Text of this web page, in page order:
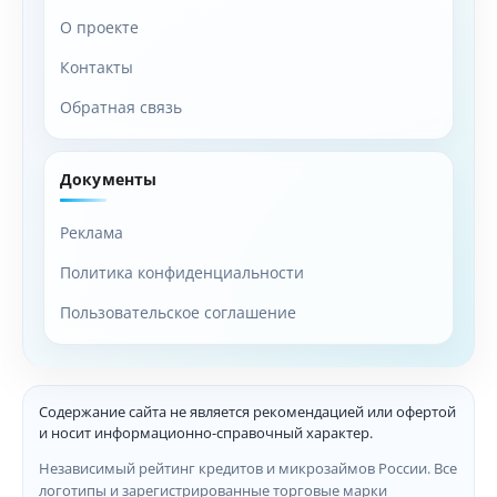
низким комиссиям, программам лояльности и
неотъемлемой частью финансовой жизни
иностранных граждан в России.
О проекте
Контакты
Обратная связь
Документы
Реклама
Политика конфиденциальности
Пользовательское соглашение
Содержание сайта не является рекомендацией или офертой
и носит информационно-справочный характер.
Независимый рейтинг кредитов и микрозаймов России. Все
логотипы и зарегистрированные торговые марки